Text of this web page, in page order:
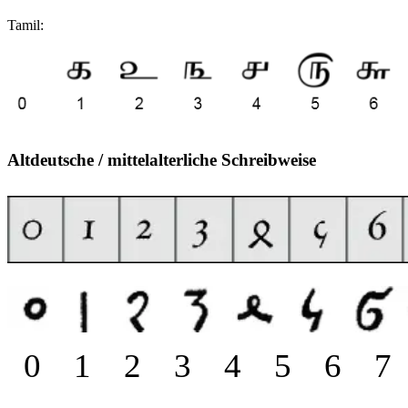
Tamil:
Altdeutsche / mittelalterliche Schreibweise
0 1 2 3 4 5 6 7